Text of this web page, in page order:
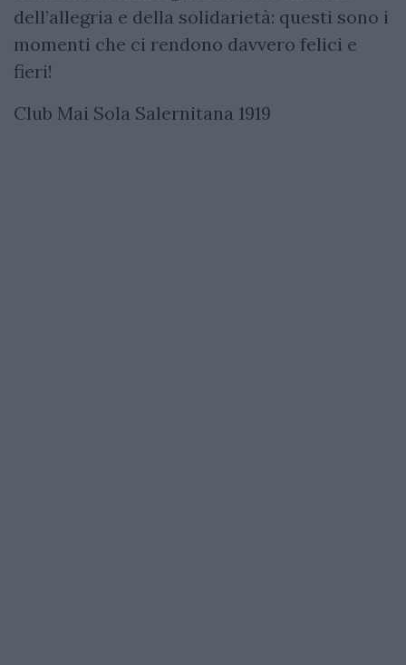
dell’allegria e della solidarietà: questi sono i
momenti che ci rendono davvero felici e
fieri!
Club Mai Sola Salernitana 1919